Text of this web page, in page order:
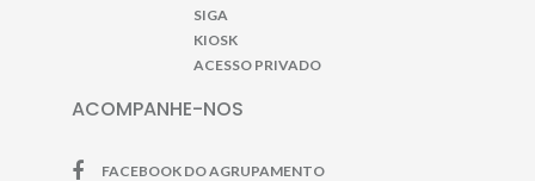
SIGA
KIOSK
ACESSO PRIVADO
ACOMPANHE-NOS
FACEBOOK DO AGRUPAMENTO